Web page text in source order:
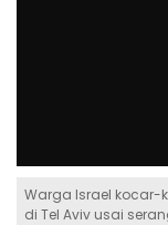
Warga Israel kocar-
di Tel Aviv usai